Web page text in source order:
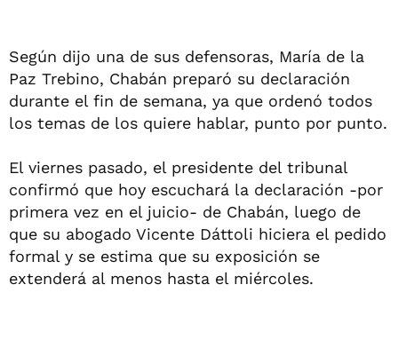
Según dijo una de sus defensoras, María de la
Paz Trebino, Chabán preparó su declaración
durante el fin de semana, ya que ordenó todos
los temas de los quiere hablar, punto por punto.
El viernes pasado, el presidente del tribunal
confirmó que hoy escuchará la declaración -por
primera vez en el juicio- de Chabán, luego de
que su abogado Vicente Dáttoli hiciera el pedido
formal y se estima que su exposición se
extenderá al menos hasta el miércoles.